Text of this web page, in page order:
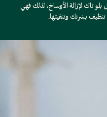
تاك لإزالة الأوساخ، لذلك فهي
بشرتك وتنقيتها.